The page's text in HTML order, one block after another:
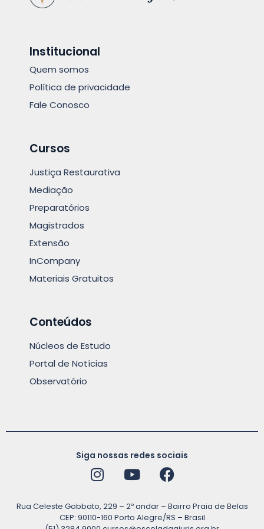
Institucional
Quem somos
Política de privacidade
Fale Conosco
Cursos
Justiça Restaurativa
Mediação
Preparatórios
Magistrados
Extensão
InCompany
Materiais Gratuitos
Conteúdos
Núcleos de Estudo
Portal de Notícias
Observatório
Siga nossas redes sociais
Rua Celeste Gobbato, 229 – 2º andar – Bairro Praia de Belas
CEP: 90110-160 Porto Alegre/RS – Brasil